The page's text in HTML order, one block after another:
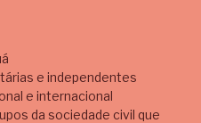
e independentes
e internacional
da sociedade civil que